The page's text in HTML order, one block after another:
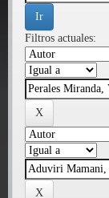
Filtros actuales: